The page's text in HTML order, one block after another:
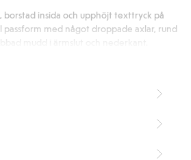
borstad insida och upphöjt texttryck på
passform med något droppade axlar, rund